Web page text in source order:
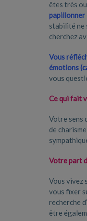
êtes très
papillonner
stabilité ne
cherchez
Vous
émotions
vous
Ce qui fait
Votre sens
de
Votre part
Vous vivez
vous fixer
recherche
être